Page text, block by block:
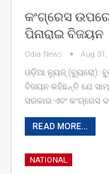
କଂଗ୍ରେସ
ପିନାରାଇ ବିଜୟନ
Odia News Aug 31,
ଓଡ଼ିଆ ନ୍ୟୁଜ୍ (ବ୍ୟୁରୋ):
ବିଜୟନ କହିଛନ୍ତି ଯେ
ସରକାର ଏବଂ
READ MORE...
NATIONAL